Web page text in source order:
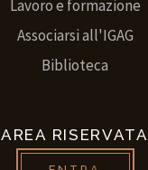
Lavoro e formazione
Associarsi all'IGAG
Biblioteca
AREA RISERVATA